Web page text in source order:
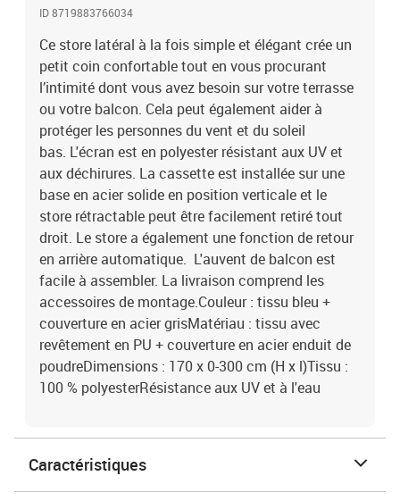
ID 8719883766034
Ce store latéral à la fois simple et élégant crée un
petit coin confortable tout en vous procurant
l’intimité dont vous avez besoin sur votre terrasse
ou votre balcon. Cela peut également aider à
protéger les personnes du vent et du soleil
bas. L'écran est en polyester résistant aux UV et
aux déchirures. La cassette est installée sur une
base en acier solide en position verticale et le
store rétractable peut être facilement retiré tout
droit. Le store a également une fonction de retour
en arrière automatique. L'auvent de balcon est
facile à assembler. La livraison comprend les
accessoires de montage.Couleur : tissu bleu +
couverture en acier grisMatériau : tissu avec
revêtement en PU + couverture en acier enduit de
poudreDimensions : 170 x 0-300 cm (H x l)Tissu :
100 % polyesterRésistance aux UV et à l'eau
Caractéristiques